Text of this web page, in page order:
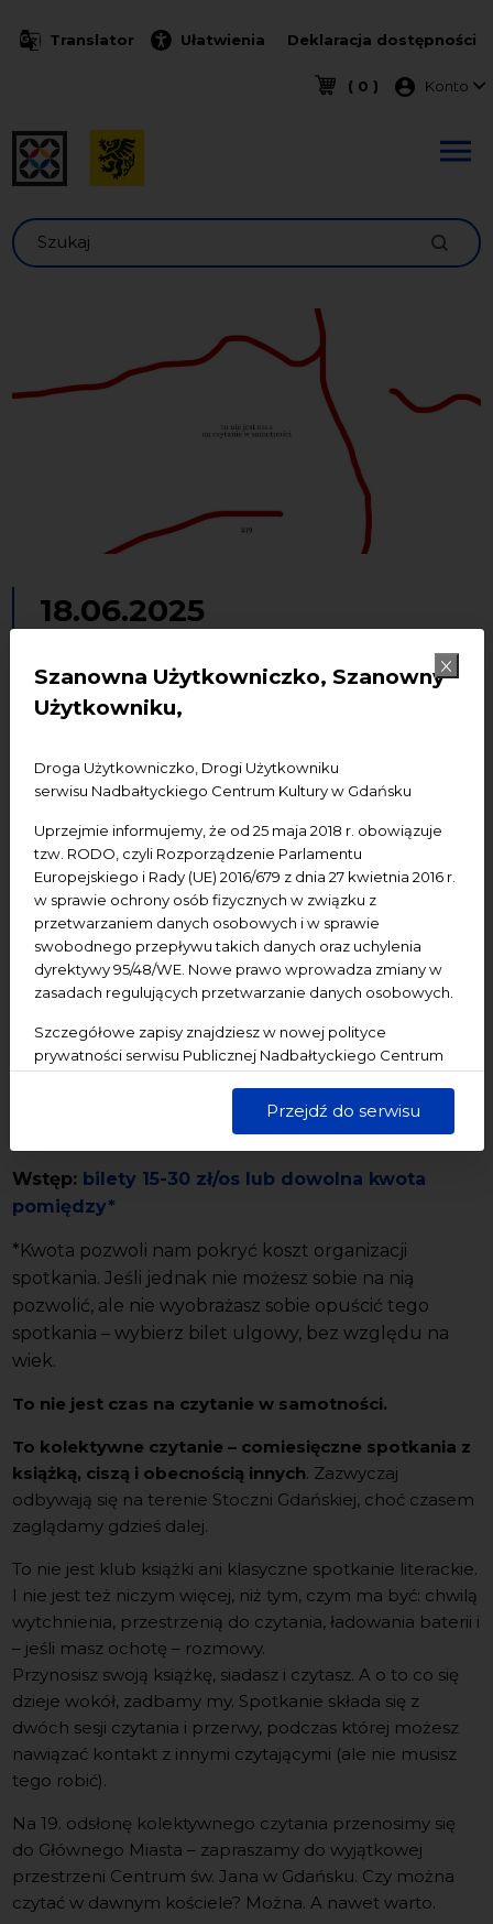
Szanowna Użytkowniczko, Szanowny
Użytkowniku,
Droga Użytkowniczko, Drogi Użytkowniku
serwisu Nadbałtyckiego Centrum Kultury w Gdańsku
Uprzejmie informujemy, że od 25 maja 2018 r. obowiązuje
tzw. RODO, czyli Rozporządzenie Parlamentu
Europejskiego i Rady (UE) 2016/679 z dnia 27 kwietnia 2016 r.
w sprawie ochrony osób fizycznych w związku z
przetwarzaniem danych osobowych i w sprawie
swobodnego przepływu takich danych oraz uchylenia
dyrektywy 95/48/WE. Nowe prawo wprowadza zmiany w
zasadach regulujących przetwarzanie danych osobowych.
Szczegółowe zapisy znajdziesz w nowej polityce
prywatności serwisu Publicznej Nadbałtyckiego Centrum
dane są przetwarzane w sposób bezpieczny, z należytą
starannością i zgodnie z obowiązującymi przepisami.
Przejdź do serwisu
Translator Ułatwienia Deklaracja dostępności
( 0 ) Menu
Konto
Szukaj
18.06.2025
samotności | Kolektywne
Literatura Wydarzenie zewnętrzne
Dodaj do kalendarza GoogleDodaj do iCal
Wydarzenie zewnętrzne: Nie odpowiadamy za
jego program i nie udzielamy szczegółowych
informacji na jego temat. Osobami
organizującymi kolektywne czytania sąSylwia
Termin: 18.06.2025, godz. 18.00-20.00
NCK — Centrum św. Jana, ul.
Świętojańska 50 80-840 Gdańsk
Wstęp: bilety 15-30 zł/os lub dowolna kwota
pomiędzy*
*Kwota pozwoli nam pokryć koszt organizacji
spotkania. Jeśli jednak nie możesz sobie na nią
pozwolić, ale nie wyobrażasz sobie opuścić tego
spotkania – wybierz bilet ulgowy, bez względu na
wiek.
To nie jest czas na czytanie w samotności.
To kolektywne czytanie – comiesięczne spotkania z
książką, ciszą i obecnością innych. Zazwyczaj
odbywają się na terenie Stoczni Gdańskiej, choć czasem
zaglądamy gdzieś dalej.
To nie jest klub książki ani klasyczne spotkanie literackie.
I nie jest też niczym więcej, niż tym, czym ma być: chwilą
wytchnienia, przestrzenią do czytania, ładowania baterii i
– jeśli masz ochotę – rozmowy.
Przynosisz swoją książkę, siadasz i czytasz. A o to co się
dzieje wokół, zadbamy my. Spotkanie składa się z
dwóch sesji czytania i przerwy, podczas której możesz
nawiązać kontakt z innymi czytającymi (ale nie musisz
tego robić).
Na 19. odsłonę kolektywnego czytania przenosimy się
do Głównego Miasta – zapraszamy do wyjątkowej
przestrzeni Centrum św. Jana w Gdańsku. Czy można
czytać w dawnym kościele? Można. A nawet warto.